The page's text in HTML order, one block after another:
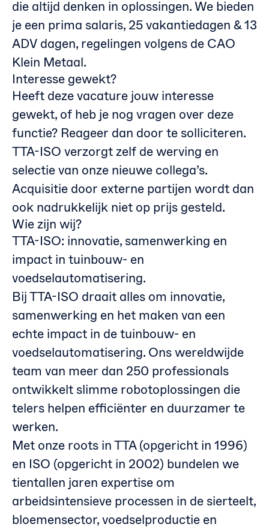
die altijd denken in oplossingen. We bieden
je een prima salaris, 25 vakantiedagen & 13
ADV dagen, regelingen volgens de CAO
Klein Metaal.
Interesse gewekt?
Heeft deze vacature jouw interesse
gewekt, of heb je nog vragen over deze
functie? Reageer dan door te solliciteren.
TTA-ISO verzorgt zelf de werving en
selectie van onze nieuwe collega’s.
Acquisitie door externe partijen wordt dan
ook nadrukkelijk niet op prijs gesteld.
Wie zijn wij?
TTA-ISO: innovatie, samenwerking en
impact in tuinbouw- en
voedselautomatisering.
Bij TTA-ISO draait alles om innovatie,
samenwerking en het maken van een
echte impact in de tuinbouw- en
voedselautomatisering. Ons wereldwijde
team van meer dan 250 professionals
ontwikkelt slimme robotoplossingen die
telers helpen efficiënter en duurzamer te
werken.
Met onze roots in TTA (opgericht in 1996)
en ISO (opgericht in 2002) bundelen we
tientallen jaren expertise om
arbeidsintensieve processen in de sierteelt,
bloemensector, voedselproductie en